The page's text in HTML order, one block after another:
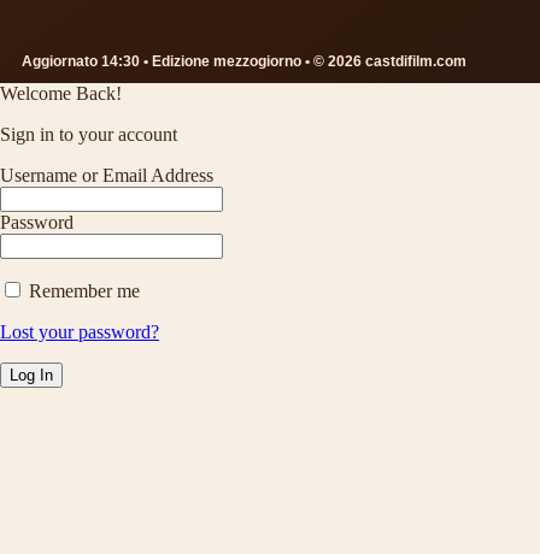
Aggiornato 14:30 • Edizione mezzogiorno • © 2026 castdifilm.com
Welcome Back!
Sign in to your account
Username or Email Address
Password
Remember me
Lost your password?